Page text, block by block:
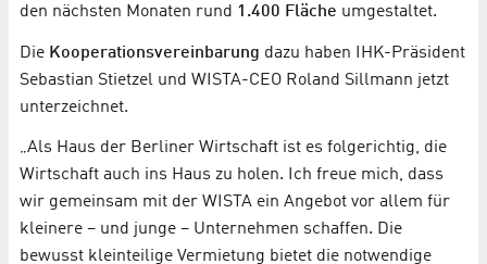
den nächsten Monaten rund 1.400 Fläche umgestaltet.
Die Kooperationsvereinbarung dazu haben IHK-Präsident
Sebastian Stietzel und WISTA-CEO Roland Sillmann jetzt
unterzeichnet.
„Als Haus der Berliner Wirtschaft ist es folgerichtig, die
Wirtschaft auch ins Haus zu holen. Ich freue mich, dass
wir gemeinsam mit der WISTA ein Angebot vor allem für
kleinere – und junge – Unternehmen schaffen. Die
bewusst kleinteilige Vermietung bietet die notwendige